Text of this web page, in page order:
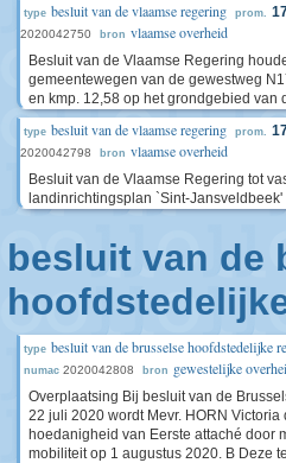
type besluit van de vlaamse regering prom.
2020042750 bron vlaamse overheid
Besluit van de Vlaamse Regering
gemeentewegen van de gewestweg
en kmp. 12,58 op het grondgebied van
type besluit van de vlaamse regering prom.
2020042798 bron vlaamse overheid
Besluit van de Vlaamse Regering tot
landinrichtingsplan `Sint-Jansveldbeek'
besluit van de
type besluit van de brusselse hoofdstedelijke
numac 2020042808 bron gewestelijke
Overplaatsing Bij besluit van de
22 juli 2020 wordt Mevr. HORN
hoedanigheid van Eerste attaché door
mobiliteit op 1 augustus 2020. B Deze